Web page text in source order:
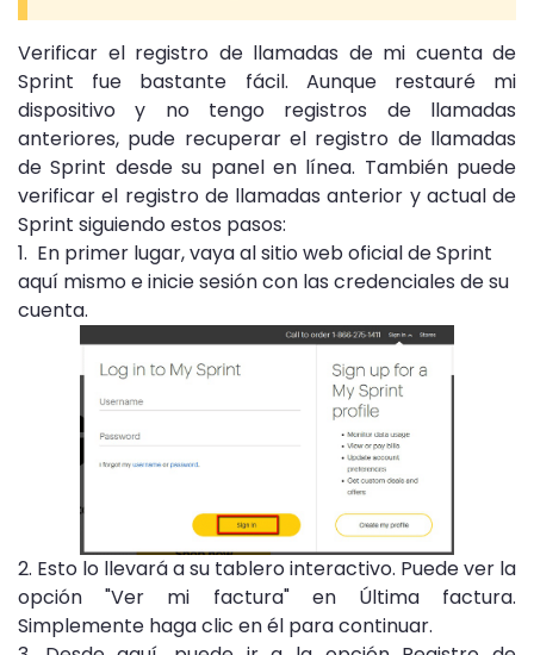
Verificar el registro de llamadas de mi cuenta de
Sprint fue bastante fácil. Aunque restauré mi
dispositivo y no tengo registros de llamadas
anteriores, pude recuperar el registro de llamadas
de Sprint desde su panel en línea. También puede
verificar el registro de llamadas anterior y actual de
Sprint siguiendo estos pasos:
1. En primer lugar, vaya al sitio web oficial de Sprint
aquí mismo e inicie sesión con las credenciales de su
cuenta.
2. Esto lo llevará a su tablero interactivo. Puede ver la
opción "Ver mi factura" en Última factura.
Simplemente haga clic en él para continuar.